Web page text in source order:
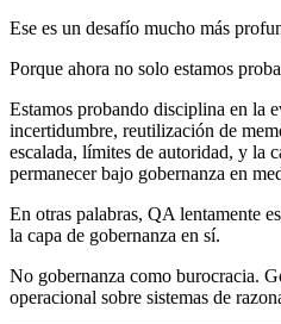
Ese es un desafío mucho más
Porque ahora no solo estamos
Estamos probando disciplina en la
incertidumbre, reutilización de
escalada, límites de autoridad, y la
permanecer bajo gobernanza en
En otras palabras, QA lentamente
la capa de gobernanza en sí.
No gobernanza como burocracia.
operacional sobre sistemas de